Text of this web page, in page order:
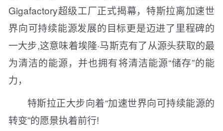
Gigafactory超级工厂正式揭幕，特斯拉离加速世
界向可持续能源发展的目标更是迈进了里程碑的
一大步,这意味着埃隆·马斯克有了从源头获取的最
为清洁的能源，并也拥有将清洁能源“储存”的能
力，
特斯拉正大步向着“加速世界向可持续能源的
转变”的愿景执着前行!